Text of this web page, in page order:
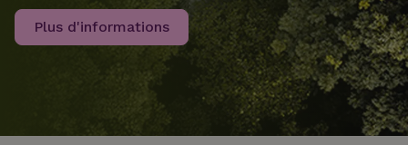
Plus d'informations
recently_viewed_houses www.maisonnature.fr
www.maisonnature.fr